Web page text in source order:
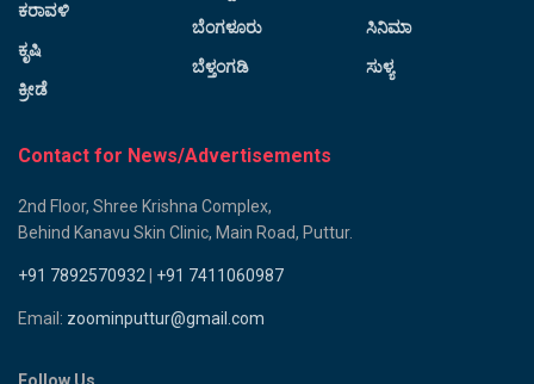
ಕರಾವಳಿ
ಕೃಷಿ
ಕ್ರೀಡೆ
ಬೆಂಗಳೂರು
ಬೆಳ್ತಂಗಡಿ
ಸಿನಿಮಾ
ಸುಳ್ಯ
Contact for News/Advertisements
2nd Floor, Shree Krishna Complex,
Behind Kanavu Skin Clinic, Main Road, Puttur.
+91 7892570932 +91 7411060987
Email: zoominputtur@gmail.com